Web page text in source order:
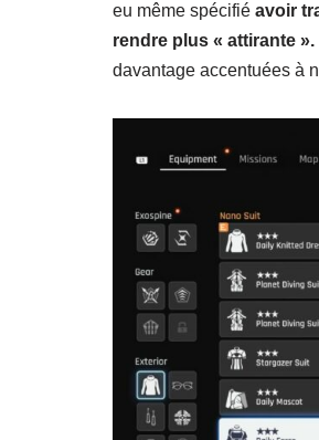
eu même spécifié avoir
rendre plus « attirante ».
davantage accentuées à